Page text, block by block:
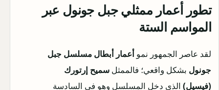
تطور أعمار ممثلي جبل جونول عبر
المواسم الستة
لقد عاصر الجمهور نمو أعمار أبطال مسلسل جبل
جونول بشكل واقعي؛ فالممثل سميح إرتورك
(فيسيل) الذي دخل المسلسل وهو في السادسة